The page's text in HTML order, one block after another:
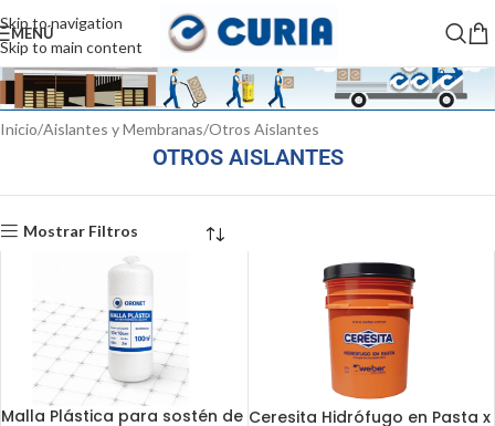
Skip to navigation
Skip to main content
MENÚ
Inicio Aislantes y Membranas Otros Aislantes
OTROS AISLANTES
Mostrar Filtros
Malla Plástica para sostén de Ceresita Hidrófugo en Pasta x